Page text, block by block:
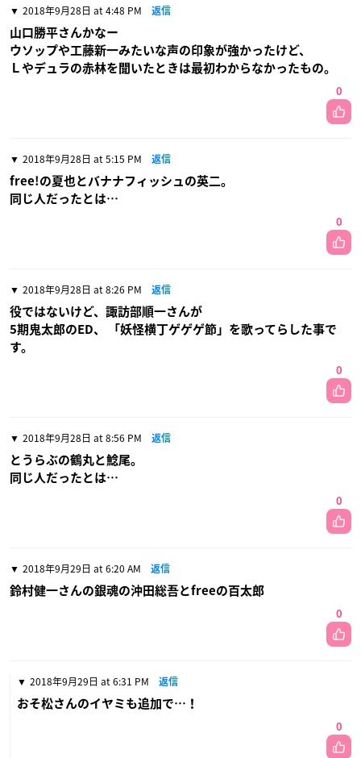
2018年9月28日 at 4:48 PM 返信
山口勝平さんかなー
ウソップや工藤新一みたいな声の印象が強かったけど、
Ｌやデュラの赤林を聞いたときは最初わからなかったもの。
0
2018年9月28日 at 5:15 PM 返信
free!の夏也とバナナフィッシュの英二。
同じ人だったとは…
0
2018年9月28日 at 8:26 PM 返信
役ではないけど、諏訪部順一さんが
5期鬼太郎のED、 「妖怪横丁ゲゲゲ節」を歌ってらした事で
す。
0
2018年9月28日 at 8:56 PM 返信
とうらぶの鶴丸と鯰尾。
同じ人だったとは…
0
2018年9月29日 at 6:20 AM 返信
鈴村健一さんの銀魂の沖田総吾とfreeの百太郎
0
2018年9月29日 at 6:31 PM 返信
おそ松さんのイヤミも追加で…！
0